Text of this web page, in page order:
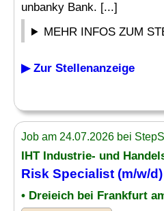
unbanky Bank. [...]
MEHR INFOS ZUM
▶ Zur Stellenanzeige
Job am 24.07.2026 bei
IHT Industrie- und
Risk Specialist (m/w/d)
• Dreieich bei Frankfurt